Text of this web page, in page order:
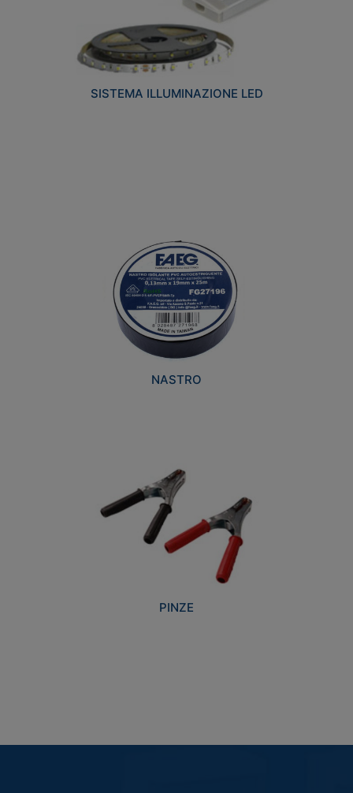
SISTEMA ILLUMINAZIONE LED
NASTRO
PINZE